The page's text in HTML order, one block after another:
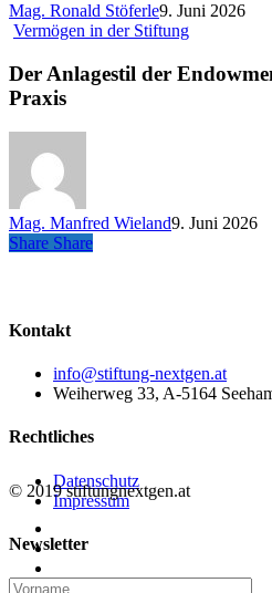
Mag. Ronald Stöferle9. Juni 2026
Vermögen in der StiftungDer
der
Der Anlagestil der
Praxis
Mag. Manfred Wieland9. Juni 2026
Share
Share Share
Kontakt
info@stiftung-nextgen.at
Weiherweg 33, A-5164
Rechtliches
Datenschutz
Impressum
Newsletter
© 2019 stiftungnextgen.at
linkedin